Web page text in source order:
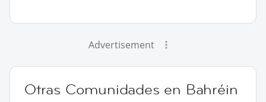
Advertisement
Otras Comunidades en Bahréin